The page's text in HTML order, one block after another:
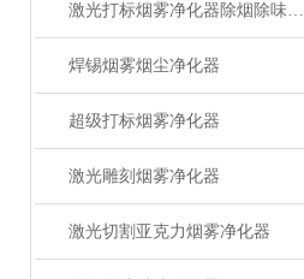
激光打标烟雾净化器除烟除味设备
焊锡烟雾烟尘净化器
超级打标烟雾净化器
激光雕刻烟雾净化器
激光切割亚克力烟雾净化器